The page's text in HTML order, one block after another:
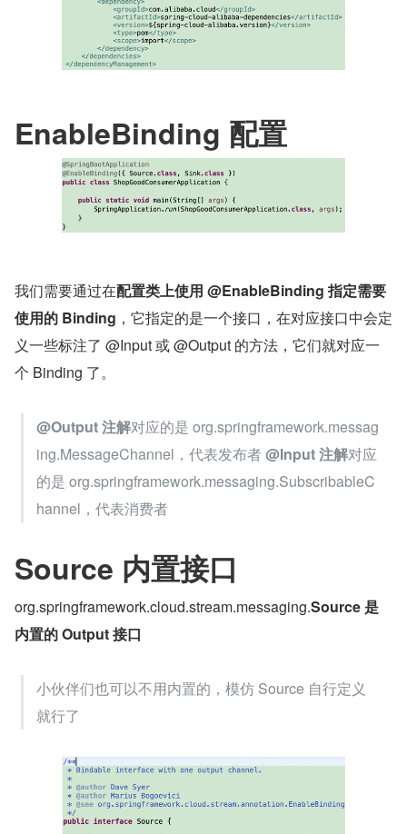
EnableBinding 配置
我们需要通过在配置类上使用 @EnableBinding 指定需要
使用的 Binding ，它指定的是一个接口，在对应接口中会定
义一些标注了 @Input 或 @Output 的方法，它们就对应一
个 Binding 了。
@Output 注解对应的是 org.springframework.messag
ing.MessageChannel，代表发布者 @Input 注解对应
的是 org.springframework.messaging.SubscribableC
hannel，代表消费者
Source 内置接口
org.springframework.cloud.stream.messaging.Source 是
内置的 Output 接口
小伙伴们也可以不用内置的，模仿 Source 自行定义
就行了